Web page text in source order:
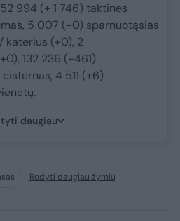
994 (+ 1 746) taktines
5 007 (+0) sparnuotąsias
katerius (+0), 2
132 236 (+461)
4 511 (+6)
daugiau
Rodyti daugiau žymių